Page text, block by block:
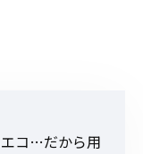
エコ…だから用